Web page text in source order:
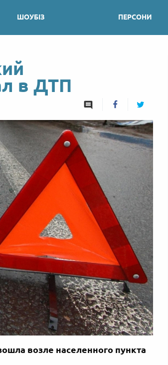
ШОУБІЗ ПЕРСОНИ
в ДТП
возле населенного пункта